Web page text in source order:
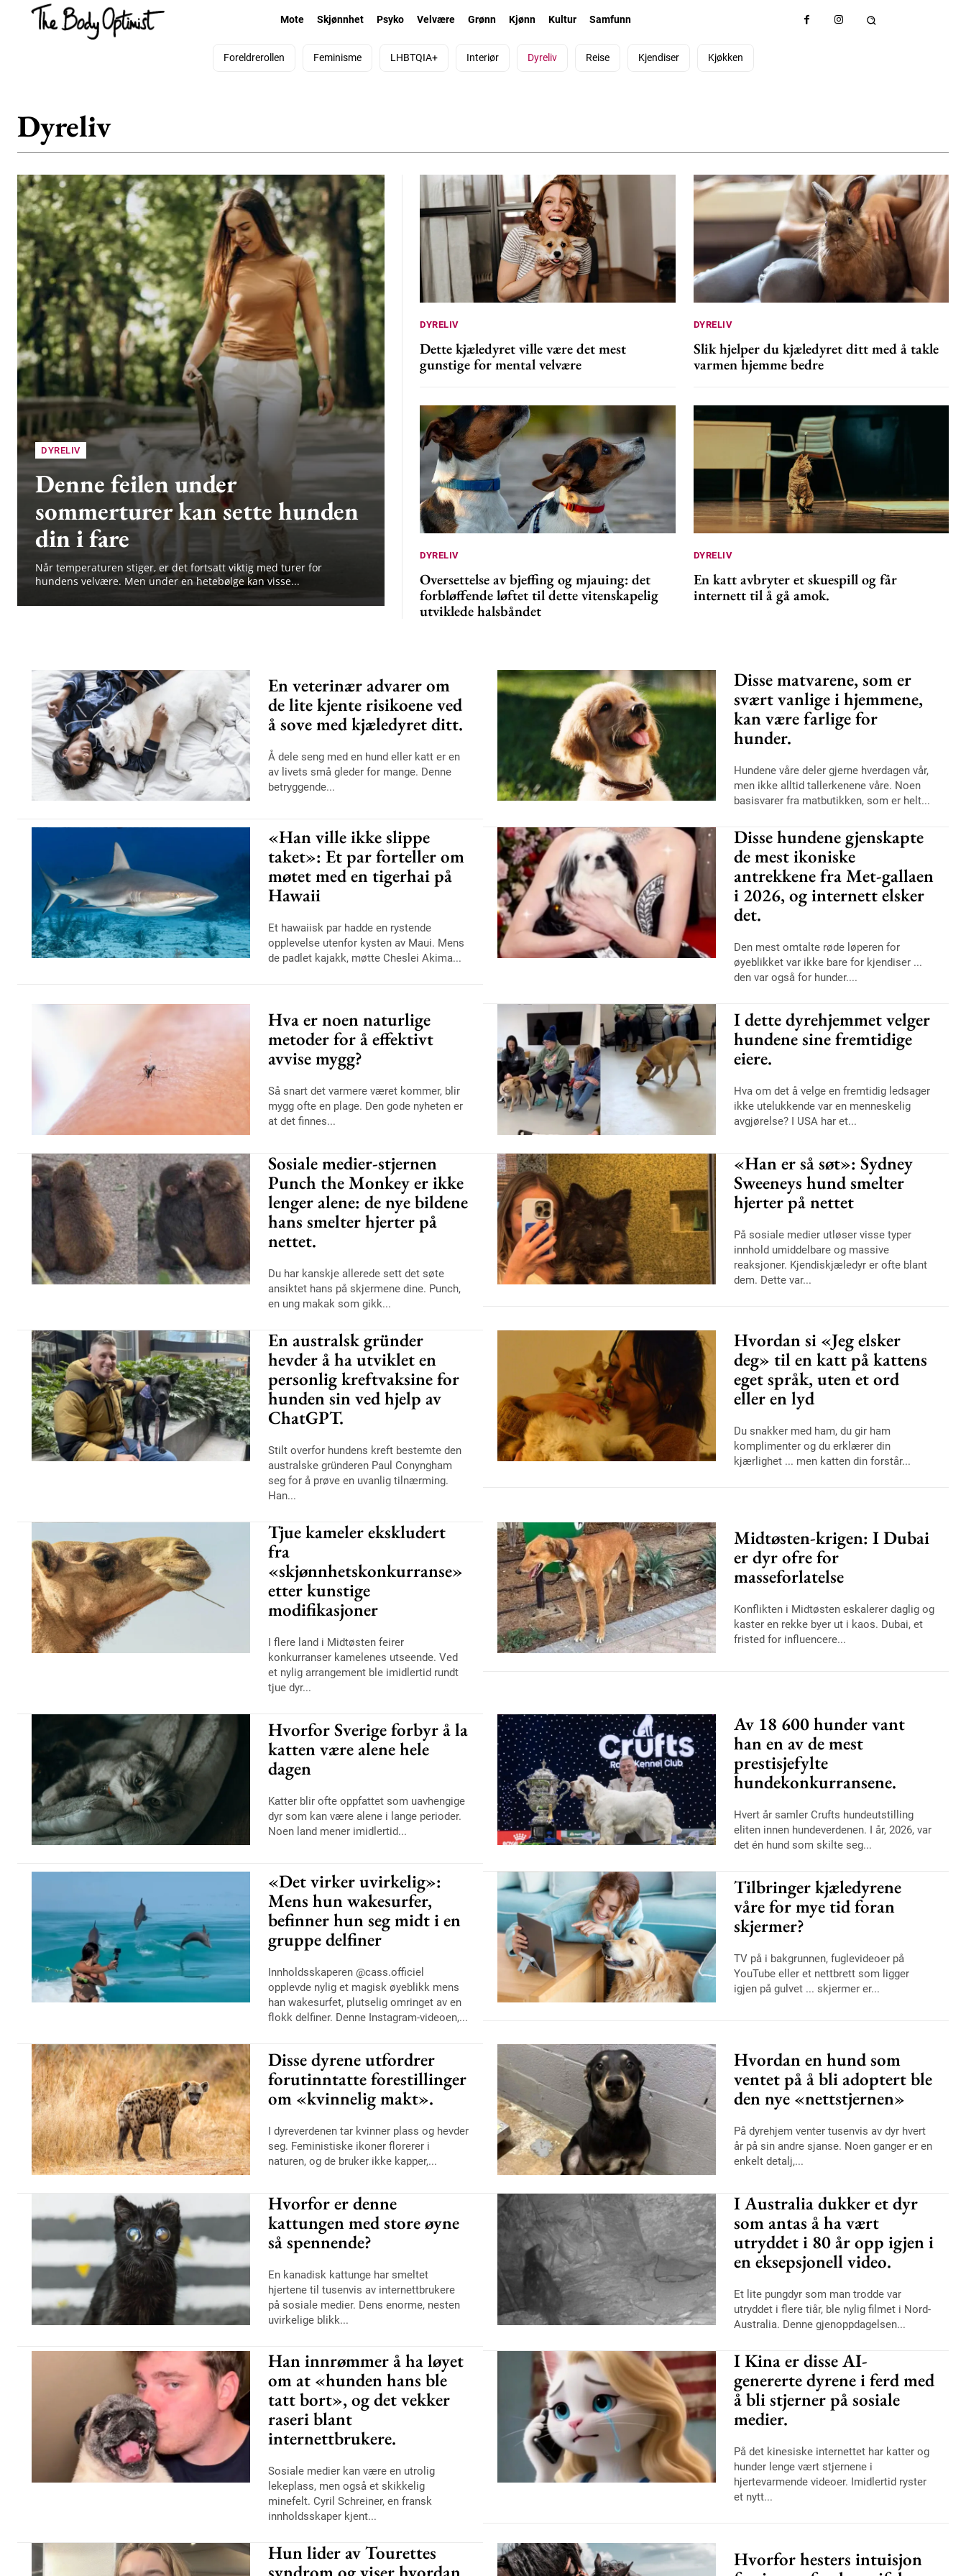
Mote Skjønnhet Psyko Velvære Grønn Kjønn Kultur Samfunn
Foreldrerollen Feminisme LHBTQIA+ Interiør Dyreliv Reise Kjendiser Kjøkken
Dyreliv
DYRELIV
Denne feilen under
sommerturer kan sette hunden
din i fare
Når temperaturen stiger, er det fortsatt viktig med turer for
hundens velvære. Men under en hetebølge kan visse...
DYRELIV
Dette kjæledyret ville være det mest
gunstige for mental velvære
DYRELIV
Slik hjelper du kjæledyret ditt med å takle
varmen hjemme bedre
DYRELIV
Oversettelse av bjeffing og mjauing: det
forbløffende løftet til dette vitenskapelig
utviklede halsbåndet
DYRELIV
En katt avbryter et skuespill og får
internett til å gå amok.
En veterinær advarer om
de lite kjente risikoene ved
å sove med kjæledyret ditt.
Å dele seng med en hund eller katt er en
av livets små gleder for mange. Denne
betryggende...
Disse matvarene, som er
svært vanlige i hjemmene,
kan være farlige for
hunder.
Hundene våre deler gjerne hverdagen vår,
men ikke alltid tallerkenene våre. Noen
basisvarer fra matbutikken, som er helt...
«Han ville ikke slippe
taket»: Et par forteller om
møtet med en tigerhai på
Hawaii
Et hawaiisk par hadde en rystende
opplevelse utenfor kysten av Maui. Mens
de padlet kajakk, møtte Cheslei Akima...
Disse hundene gjenskapte
de mest ikoniske
antrekkene fra Met-gallaen
i 2026, og internett elsker
det.
Den mest omtalte røde løperen for
øyeblikket var ikke bare for kjendiser ...
den var også for hunder....
Hva er noen naturlige
metoder for å effektivt
avvise mygg?
Så snart det varmere været kommer, blir
mygg ofte en plage. Den gode nyheten er
at det finnes...
I dette dyrehjemmet velger
hundene sine fremtidige
eiere.
Hva om det å velge en fremtidig ledsager
ikke utelukkende var en menneskelig
avgjørelse? I USA har et...
Sosiale medier-stjernen
Punch the Monkey er ikke
lenger alene: de nye bildene
hans smelter hjerter på
nettet.
Du har kanskje allerede sett det søte
ansiktet hans på skjermene dine. Punch,
en ung makak som gikk...
«Han er så søt»: Sydney
Sweeneys hund smelter
hjerter på nettet
På sosiale medier utløser visse typer
innhold umiddelbare og massive
reaksjoner. Kjendiskjæledyr er ofte blant
dem. Dette var...
En australsk gründer
hevder å ha utviklet en
personlig kreftvaksine for
hunden sin ved hjelp av
ChatGPT.
Stilt overfor hundens kreft bestemte den
australske gründeren Paul Conyngham
seg for å prøve en uvanlig tilnærming.
Han...
Hvordan si «Jeg elsker
deg» til en katt på kattens
eget språk, uten et ord
eller en lyd
Du snakker med ham, du gir ham
komplimenter og du erklærer din
kjærlighet ... men katten din forstår...
Tjue kameler ekskludert
fra
«skjønnhetskonkurranse»
etter kunstige
modifikasjoner
I flere land i Midtøsten feirer
konkurranser kamelenes utseende. Ved
et nylig arrangement ble imidlertid rundt
tjue dyr...
Midtøsten-krigen: I Dubai
er dyr ofre for
masseforlatelse
Konflikten i Midtøsten eskalerer daglig og
kaster en rekke byer ut i kaos. Dubai, et
fristed for influencere...
Hvorfor Sverige forbyr å la
katten være alene hele
dagen
Katter blir ofte oppfattet som uavhengige
dyr som kan være alene i lange perioder.
Noen land mener imidlertid...
Av 18 600 hunder vant
han en av de mest
prestisjefylte
hundekonkurransene.
Hvert år samler Crufts hundeutstilling
eliten innen hundeverdenen. I år, 2026, var
det én hund som skilte seg...
«Det virker uvirkelig»:
Mens hun wakesurfer,
befinner hun seg midt i en
gruppe delfiner
Innholdsskaperen @cass.officiel
opplevde nylig et magisk øyeblikk mens
han wakesurfet, plutselig omringet av en
flokk delfiner. Denne Instagram-videoen,...
Tilbringer kjæledyrene
våre for mye tid foran
skjermer?
TV på i bakgrunnen, fuglevideoer på
YouTube eller et nettbrett som ligger
igjen på gulvet ... skjermer er...
Disse dyrene utfordrer
forutinntatte forestillinger
om «kvinnelig makt».
I dyreverdenen tar kvinner plass og hevder
seg. Feministiske ikoner florerer i
naturen, og de bruker ikke kapper,...
Hvordan en hund som
ventet på å bli adoptert ble
den nye «nettstjernen»
På dyrehjem venter tusenvis av dyr hvert
år på sin andre sjanse. Noen ganger er en
enkelt detalj,...
Hvorfor er denne
kattungen med store øyne
så spennende?
En kanadisk kattunge har smeltet
hjertene til tusenvis av internettbrukere
på sosiale medier. Dens enorme, nesten
uvirkelige blikk...
I Australia dukker et dyr
som antas å ha vært
utryddet i 80 år opp igjen i
en eksepsjonell video.
Et lite pungdyr som man trodde var
utryddet i flere tiår, ble nylig filmet i Nord-
Australia. Denne gjenoppdagelsen...
Han innrømmer å ha løyet
om at «hunden hans ble
tatt bort», og det vekker
raseri blant
internettbrukere.
Sosiale medier kan være en utrolig
lekeplass, men også et skikkelig
minefelt. Cyril Schreiner, en fransk
innholdsskaper kjent...
I Kina er disse AI-
genererte dyrene i ferd med
å bli stjerner på sosiale
medier.
På det kinesiske internettet har katter og
hunder lenge vært stjernene i
hjertevarmende videoer. Imidlertid ryster
et nytt...
Hun lider av Tourettes
Hvorfor hesters intuisjon